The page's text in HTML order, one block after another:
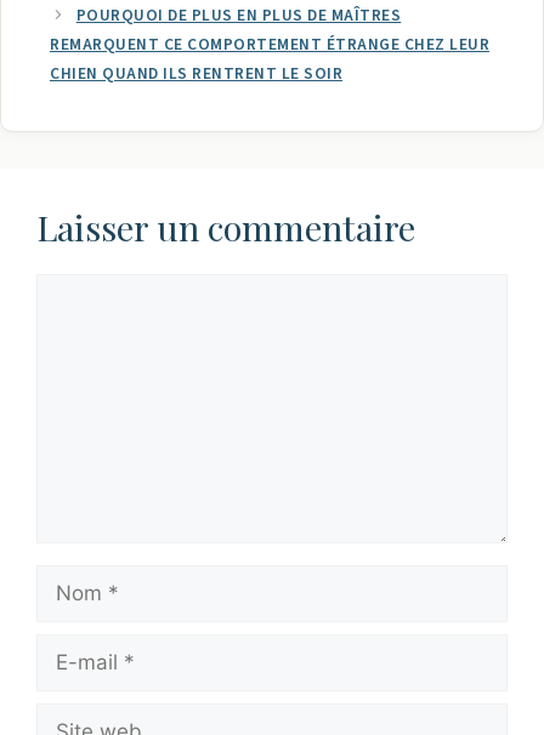
POURQUOI DE PLUS EN PLUS DE MAÎTRES
REMARQUENT CE COMPORTEMENT ÉTRANGE CHEZ LEUR
CHIEN QUAND ILS RENTRENT LE SOIR
Laisser un commentaire
Nom
Site